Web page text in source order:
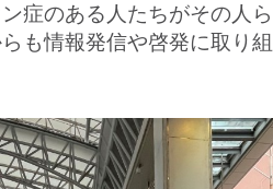
症のある人たちがその人
も情報発信や啓発に取り